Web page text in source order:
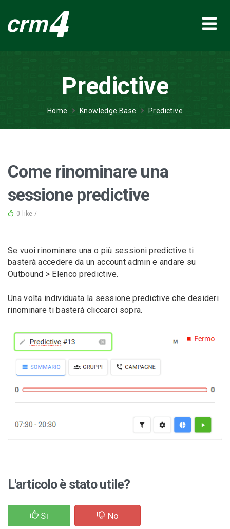
Predictive
Home Knowledge Base Predictive
Come rinominare una
sessione predictive
0 like /
Se vuoi rinominare una o più sessioni predictive ti
basterà accedere da un account admin e andare su
Outbound > Elenco predictive.
Una volta individuata la sessione predictive che desideri
rinominare ti basterà cliccarci sopra.
L'articolo è stato utile?
Si No